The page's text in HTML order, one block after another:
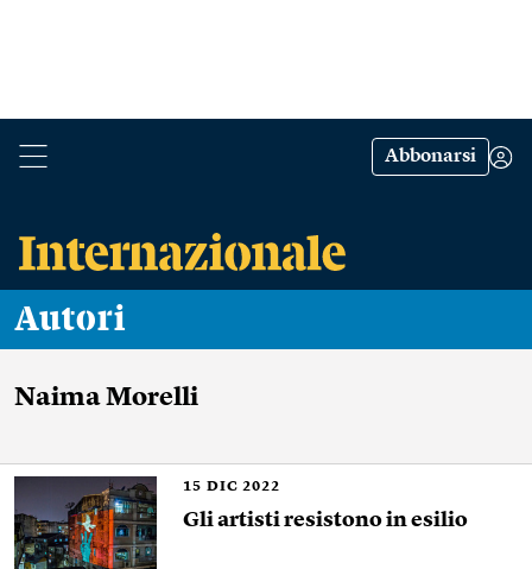
Abbonarsi
Autori
Naima Morelli
15 DIC 2022
Gli artisti resistono in esilio